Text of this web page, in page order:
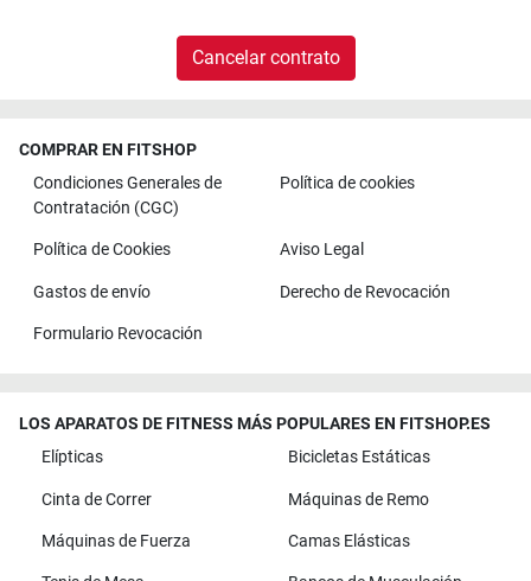
Cancelar contrato
COMPRAR EN FITSHOP
Condiciones Generales de
Contratación (CGC)
Política de cookies
Política de Cookies Aviso Legal
Gastos de envío Derecho de Revocación
Formulario Revocación
LOS APARATOS DE FITNESS MÁS POPULARES EN FITSHOP.ES
Elípticas
Bicicletas Estáticas
Cinta de Correr Máquinas de Remo
Máquinas de Fuerza Camas Elásticas